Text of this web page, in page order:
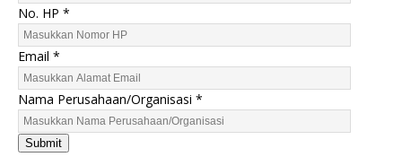
i
s
N
a
m
a
E
m
No. HP *
Email *
Nama Perusahaan/Organisasi *
Submit